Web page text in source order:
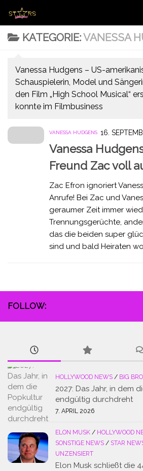
Zum Inhalt springen
KATEGORIE:VANESSA
Vanessa Hudgens – US-
Schauspielerin, Model und
den Film „High School Musical“
konnte im Filmbusiness
VANESSA HUDGENS 16.
Vanessa
Freund Zac voll
Zac Efron ignoriert
Anrufe! Bei Zac und
geraumer Zeit immer
Trennungsgerüchte,
das die beiden super
sind und bald Heiraten
FOLLOW:
HOLLYWOOD NEWS / BIG
2027: Das Jahr, in dem
endgültig durchdreht
7. APRIL 2026
ELON MUSK / HOLLYWOOD
SONSTIGE NEWS / STAR
UNZENSIERT
Elon Musk schließt die